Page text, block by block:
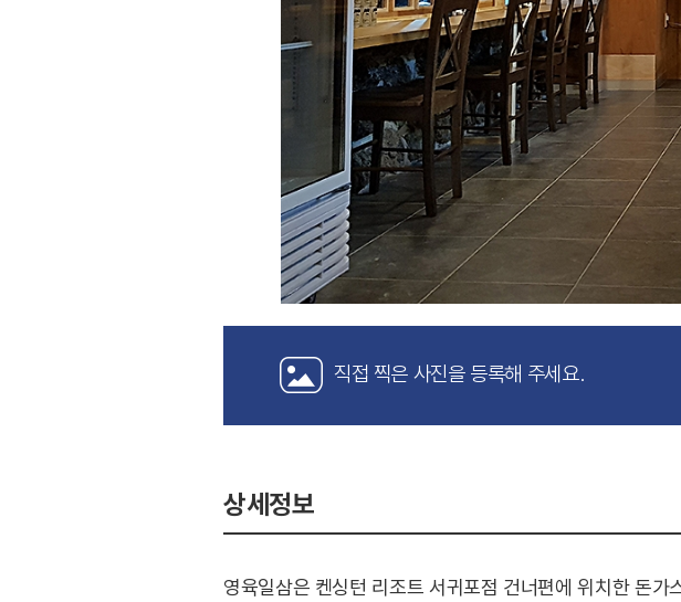
직접 찍은 사진을 등록해 주세요.
상세정보
영육일삼은 켄싱턴 리조트 서귀포점 건너편에 위치한 돈